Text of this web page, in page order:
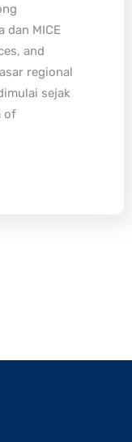
dan MICE
and
regional
sejak
of